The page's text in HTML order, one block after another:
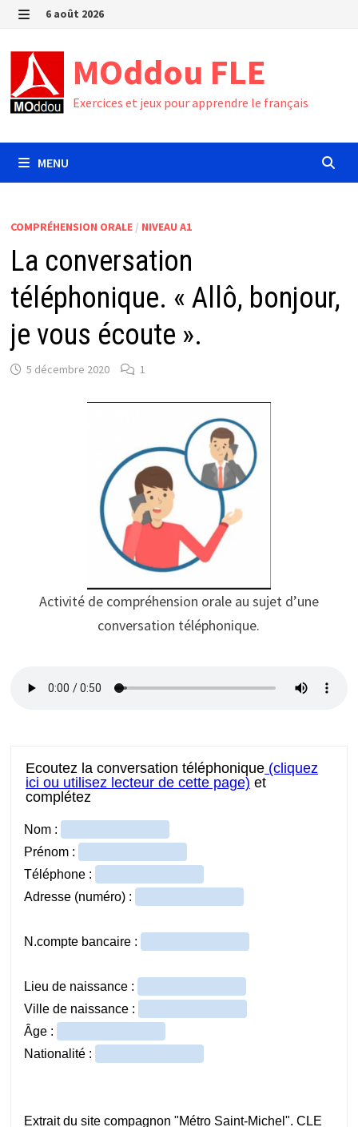
Passer
contenu
6 août 2026
MOddou FLE
Exercices et jeux pour apprendre le français
MENU
COMPRÉHENSION ORALE/ NIVEAU A1
La conversation
téléphonique. « Allô, bonjour,
je vous écoute ».
5 décembre 2020 1
Activité de compréhension orale au sujet d’une
conversation téléphonique.